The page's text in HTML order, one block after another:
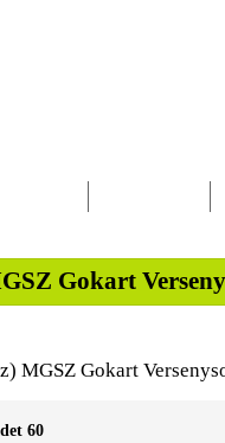
Gokart
MGSZ Gokart
60